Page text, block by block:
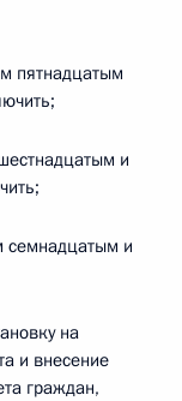
пятнадцатым
и
семнадцатым и
на
и внесение
граждан,